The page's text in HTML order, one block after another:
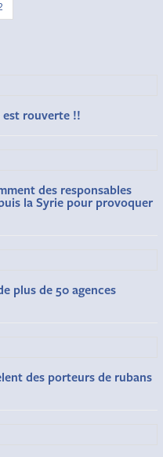
est rouverte !!
des responsables
la Syrie pour provoquer
plus de 50 agences
des porteurs de rubans